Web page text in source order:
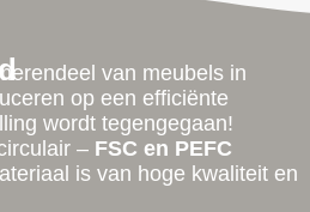
van meubels in
op een efficiënte
wordt tegengegaan!
– FSC en PEFC
is van hoge kwaliteit en